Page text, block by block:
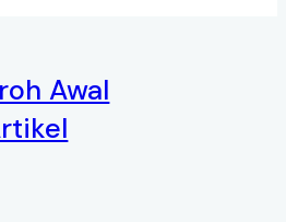
Awal